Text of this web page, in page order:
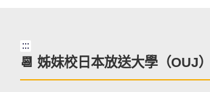
:::
📆 姊妹校日本放送大學（OUJ